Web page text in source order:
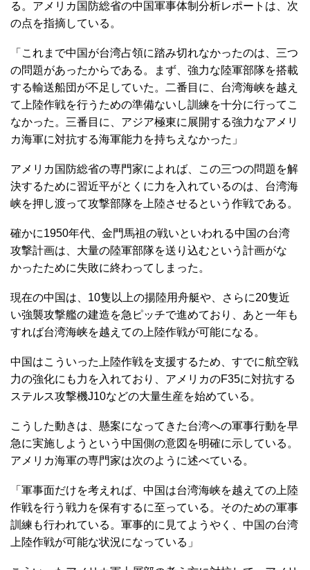
る。アメリカ国防総省の中国軍事体制分析レポートは、次
の点を指摘している。
「これまで中国が台湾占領に踏み切れなかったのは、三つ
の問題があったからである。まず、強力な陸軍部隊を搭載
する輸送船団が不足していた。二番目に、台湾海峡を越え
て上陸作戦を行うための準備ないし訓練を十分に行ってこ
なかった。三番目に、アジア極東に展開する強力なアメリ
カ海軍に対抗する海軍能力を持ちえなかった」
アメリカ国防総省の専門家によれば、この三つの問題を解
決するために習近平がとくに力を入れているのは、台湾海
峡を押し渡って攻撃部隊を上陸させるという作戦である。
確かに1950年代、金門馬祖の戦いといわれる中国の台湾
攻撃計画は、大量の陸軍部隊を送り込むという計画がな
かったために失敗に終わってしまった。
現在の中国は、10隻以上の揚陸用舟艇や、さらに20隻近
い強襲攻撃艦の建造を急ピッチで進めており、あと一年も
すれば台湾海峡を越えての上陸作戦が可能になる。
中国はこういった上陸作戦を支援するため、すでに航空戦
力の強化にも力を入れており、アメリカのF35に対抗する
ステルス攻撃機J10などの大量生産を始めている。
こうした動きは、懸案になってきた台湾への軍事行動を早
急に実施しようという中国側の意図を明確に示している。
アメリカ海軍の専門家は次のように述べている。
「軍事面だけを考えれば、中国は台湾海峡を越えての上陸
作戦を行う戦力を保有するに至っている。そのための軍事
訓練も行われている。軍事的に見てようやく、中国の台湾
上陸作戦が可能な状況になっている」